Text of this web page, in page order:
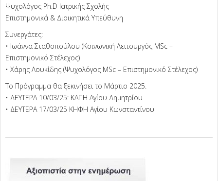
Ψυχολόγος Ph.D Iατρικής Σχολής
Επιστημονικά & Διοικητικά Υπεύθυνη
Συνεργάτες:
• Ιωάννα Σταθοπούλου (Κοινωνική Λειτουργός MSc –
Επιστημονικό Στέλεχος)
• Χάρης Λουκίδης (Ψυχολόγος MSc – Επιστημονικό Στέλεχος)
Το Πρόγραμμα θα ξεκινήσει το Μάρτιο 2025.
• ΔΕΥΤΕΡΑ 10/03/25: ΚΑΠΗ Αγίου Δημητρίου
• ΔΕΥΤΕΡΑ 17/03/25 ΚΗΦΗ Αγίου Κωνσταντίνου